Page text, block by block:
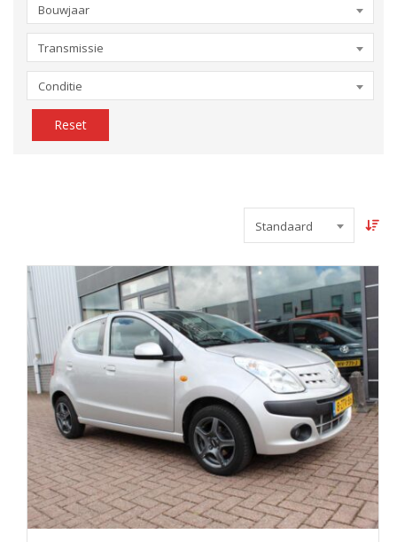
Bouwjaar
Transmissie
Conditie
Reset
Standaard